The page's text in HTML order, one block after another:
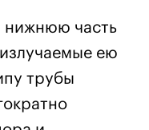
нижнюю часть
ею
трубы